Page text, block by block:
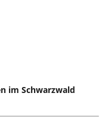
im Schwarzwald